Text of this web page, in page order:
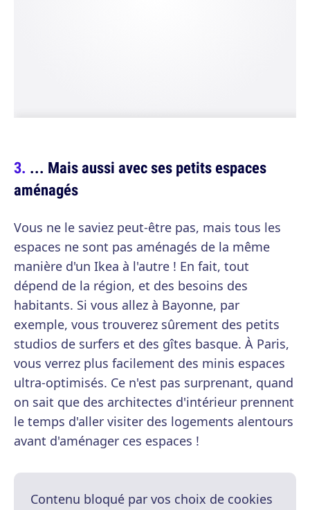
... Mais aussi avec ses petits espaces
aménagés
Vous ne le saviez peut-être pas, mais tous les
espaces ne sont pas aménagés de la même
manière d'un Ikea à l'autre ! En fait, tout
dépend de la région, et des besoins des
habitants. Si vous allez à Bayonne, par
exemple, vous trouverez sûrement des petits
studios de surfers et des gîtes basque. À Paris,
vous verrez plus facilement des minis espaces
ultra-optimisés. Ce n'est pas surprenant, quand
on sait que des architectes d'intérieur prennent
le temps d'aller visiter des logements alentours
avant d'aménager ces espaces !
Contenu bloqué par vos choix de cookies